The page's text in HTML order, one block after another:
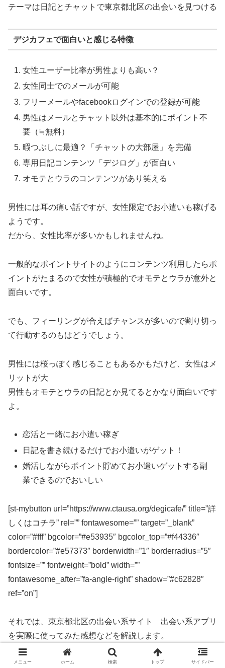
テーマは日記とチャットで東京都北区の出会いを見つける
デジカフェで面白いと感じる特徴
女性ユーザー比率が男性よりも高い？
女性同士でのメールが可能
フリーメールやfacebookログインでの登録が可能
男性はメールとチャット以外は基本的にポイント不
要（≒無料）
暇つぶしに最適？「チャットの大部屋」を完備
専用日記コンテンツ「デジログ」が面白い
オモテとウラのコンテンツがあり笑える
男性には耳の痛い話ですが、女性限定でお小遣いも稼げる
ようです。
だから、女性比率が多いかもしれませんね。
一般的なポイントサイトのようにコンテンツ利用したらポ
イントがたまるので女性が積極的でオモテとウラが意外と
面白いです。
でも、フィーリングが合えばチャンスが多いので割り切っ
て行動するのもはどうでしょう。
男性には桜っぽく感じることもあるかもだけど、女性はメ
リットが大
男性もオモテとウラの日記とか見てるとかなり面白いです
よ。
恋活と一緒にお小遣い稼ぎ
日記を書き続けるだけでお小遣いがゲット！
婚活しながらポイント貯めてお小遣いゲットする副
業できるのでおいしい
[st-mybutton url=”https://www.ctausa.org/degicafe/” title=”詳
しくはコチラ” rel=”” fontawesome=”” target=”_blank”
color=”#fff” bgcolor=”#e53935″ bgcolor_top=”#f44336″
bordercolor=”#e57373″ borderwidth=”1″ borderradius=”5″
fontsize=”” fontweight=”bold” width=””
fontawesome_after=”fa-angle-right” shadow=”#c62828″
ref=”on”]
それでは、東京都北区の出会い系サイト 出会い系アプリ
を実際に使ってみた感想などを解説します。
メニュー ホーム 検索 トップ サイドバー